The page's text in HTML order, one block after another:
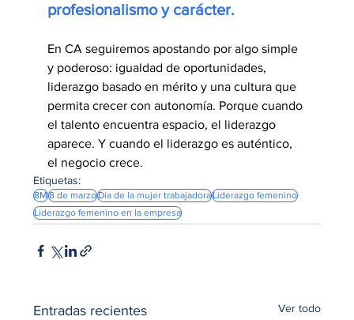
profesionalismo y carácter.
En CA seguiremos apostando por algo simple
y poderoso: igualdad de oportunidades,
liderazgo basado en mérito y una cultura que
permita crecer con autonomía. Porque cuando
el talento encuentra espacio, el liderazgo
aparece. Y cuando el liderazgo es auténtico,
el negocio crece.
Etiquetas:
8M8 de marzoDía de la mujer trabajadoraLiderazgo femenino
Liderazgo femenino en la empresa
Entradas recientes Ver todo